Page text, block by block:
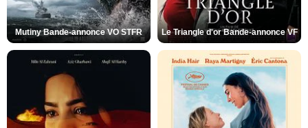
Mutiny Bande-annonce VO STFR Le Triangle d'or Bande-annonce VF